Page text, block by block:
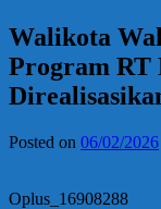
Walikota
Program RT
Posted on 06/02/2026
Oplus_16908288